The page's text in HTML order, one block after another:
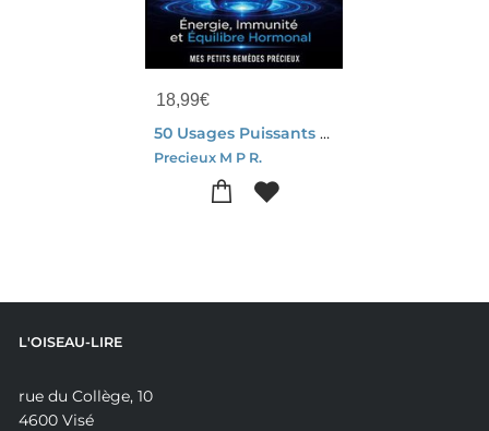
18,99€
50 Usages Puissants De L Iode - Energie, Immunite Et Equilibre Hormonal
Precieux M P R.
L'OISEAU-LIRE
rue du Collège, 10
4600 Visé